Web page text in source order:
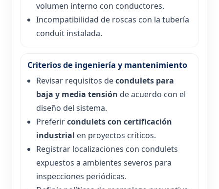
volumen interno con conductores.
Incompatibilidad de roscas con la tubería
conduit instalada.
Criterios de ingeniería y mantenimiento
Revisar requisitos decondulets para
baja y media tensión de acuerdo con el
diseño del sistema.
Preferircondulets con certificación
industrial en proyectos críticos.
Registrar localizaciones con condulets
expuestos a ambientes severos para
inspecciones periódicas.